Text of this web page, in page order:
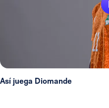
Así juega Diomande